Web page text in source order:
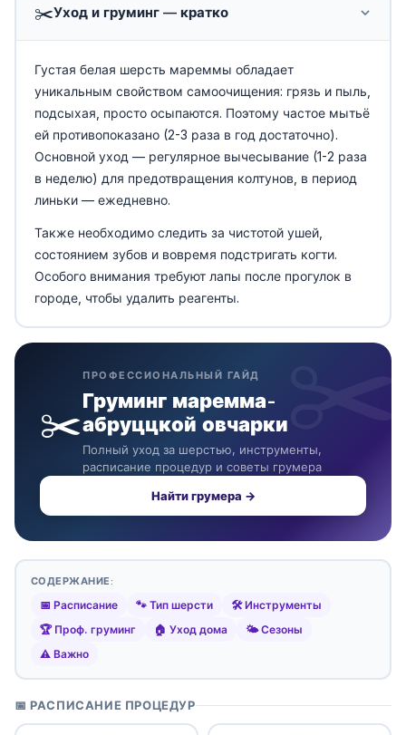
✂️Уход и груминг — кратко
Густая белая шерсть мареммы обладает
уникальным свойством самоочищения: грязь и пыль,
подсыхая, просто осыпаются. Поэтому частое мытьё
ей противопоказано (2-3 раза в год достаточно).
Основной уход — регулярное вычесывание (1-2 раза
в неделю) для предотвращения колтунов, в период
линьки — ежедневно.
Также необходимо следить за чистотой ушей,
состоянием зубов и вовремя подстригать когти.
Особого внимания требуют лапы после прогулок в
городе, чтобы удалить реагенты.
✂️
ПРОФЕССИОНАЛЬНЫЙ ГАЙД
Груминг маремма-
абруццкой овчарки
Полный уход за шерстью, инструменты,
расписание процедур и советы грумера
Найти грумера →
СОДЕРЖАНИЕ:
📅 Расписание 🐾 Тип шерсти
🛠️ Инструменты
🏆 Проф. груминг
🏠 Уход дома
🌤️ Сезоны
⚠️ Важно
📅 РАСПИСАНИЕ ПРОЦЕДУР